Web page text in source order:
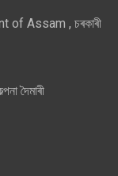
Assam , চৰকাৰী
দৈমাৰী